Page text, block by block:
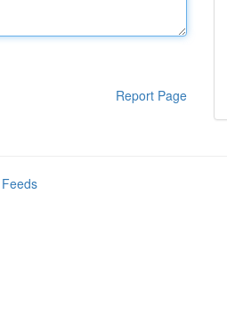
Report Page